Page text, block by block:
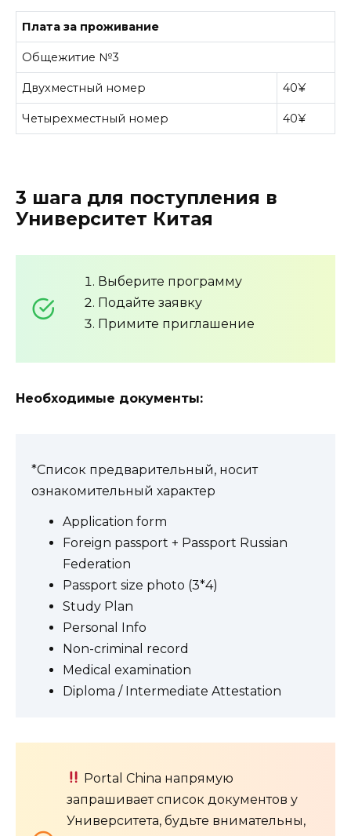
Плата за проживание
Общежитие №3
Двухместный номер 40¥
Четырехместный номер 40¥
3 шага для поступления в
Университет Китая
Выберите программу
Подайте заявку
Примите приглашение
Необходимые документы:
*Список предварительный, носит
ознакомительный характер
Application form
Foreign passport + Passport Russian
Federation
Passport size photo (3*4)
Study Plan
Personal Info
Non-criminal record
Medical examination
Diploma / Intermediate Attestation
Portal China напрямую
запрашивает список документов у
Университета, будьте внимательны,